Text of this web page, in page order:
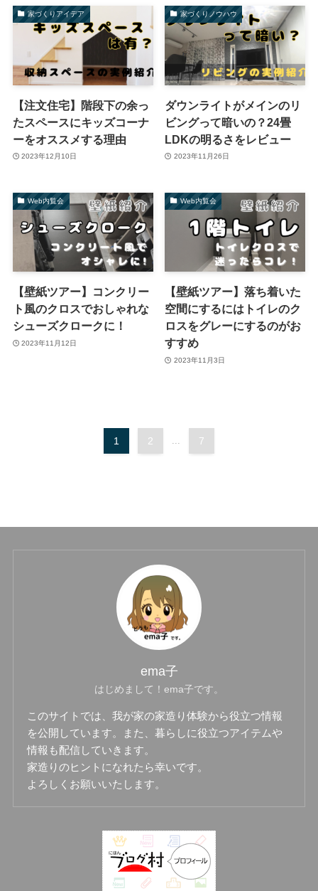
家づくりアイデア
【注文住宅】階段下の余っ
たスペースにキッズコーナ
ーをオススメする理由
2023年12月10日
家づくりノウハウ
ダウンライトがメインのリ
ビングって暗いの？24畳
LDKの明るさをレビュー
2023年11月26日
Web内覧会
【壁紙ツアー】コンクリー
ト風のクロスでおしゃれな
シューズクロークに！
2023年11月12日
Web内覧会
【壁紙ツアー】落ち着いた
空間にするにはトイレのク
ロスをグレーにするのがお
すすめ
2023年11月3日
1 2 7
ema子
はじめまして！ema子です。
このサイトでは、我が家の家造り体験から役立つ情報
を公開しています。また、暮らしに役立つアイテムや
情報も配信していきます。
家造りのヒントになれたら幸いです。
よろしくお願いいたします。